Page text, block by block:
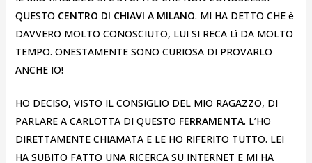
QUESTO CENTRO DI CHIAVI A MILANO. MI HA DETTO CHE è
DAVVERO MOLTO CONOSCIUTO, LUI SI RECA Lì DA MOLTO
TEMPO. ONESTAMENTE SONO CURIOSA DI PROVARLO
ANCHE IO!
HO DECISO, VISTO IL CONSIGLIO DEL MIO RAGAZZO, DI
PARLARE A CARLOTTA DI QUESTO FERRAMENTA. L’HO
DIRETTAMENTE CHIAMATA E LE HO RIFERITO TUTTO. LEI
HA SUBITO FATTO UNA RICERCA SU INTERNET E MI HA